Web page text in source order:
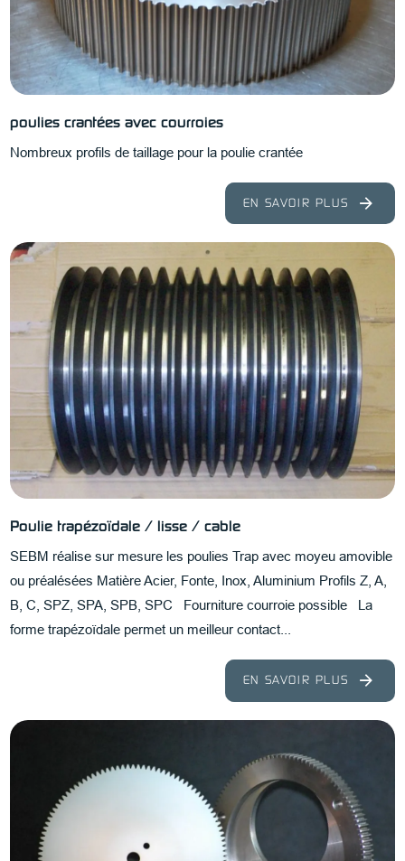
poulies crantées avec courroies
Nombreux profils de taillage pour la poulie crantée
EN SAVOIR PLUS
Poulie trapézoïdale / lisse / cable
SEBM réalise sur mesure les poulies Trap avec moyeu amovible
ou préalésées Matière Acier, Fonte, Inox, Aluminium Profils Z, A,
B, C, SPZ, SPA, SPB, SPC Fourniture courroie possible La
forme trapézoïdale permet un meilleur contact...
EN SAVOIR PLUS